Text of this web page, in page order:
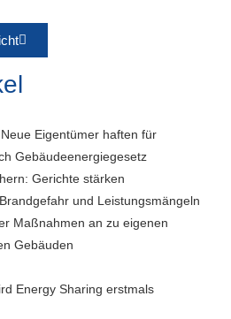
Eigentümer haften für
Gebäudeenergiegesetz
Gerichte stärken
und Leistungsmängeln
Maßnahmen an zu eigenen
Gebäuden
Energy Sharing erstmals